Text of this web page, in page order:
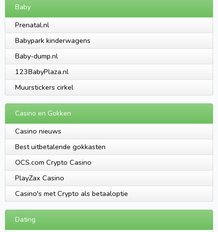
Baby
Prenatal.nl
Babypark kinderwagens
Baby-dump.nl
123BabyPlaza.nl
Muurstickers cirkel
Casino en Gokken
Casino nieuws
Best uitbetalende gokkasten
OCS.com Crypto Casino
PlayZax Casino
Casino's met Crypto als betaaloptie
Dating